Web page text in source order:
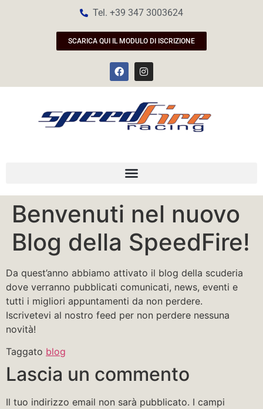
Tel. +39 347 3003624
SCARICA QUI IL MODULO DI ISCRIZIONE
Benvenuti nel nuovo
Blog della SpeedFire!
Da quest’anno abbiamo attivato il blog della scuderia
dove verranno pubblicati comunicati, news, eventi e
tutti i migliori appuntamenti da non perdere.
Iscrivetevi al nostro feed per non perdere nessuna
novità!
Taggato blog
Lascia un commento
Il tuo indirizzo email non sarà pubblicato. I campi